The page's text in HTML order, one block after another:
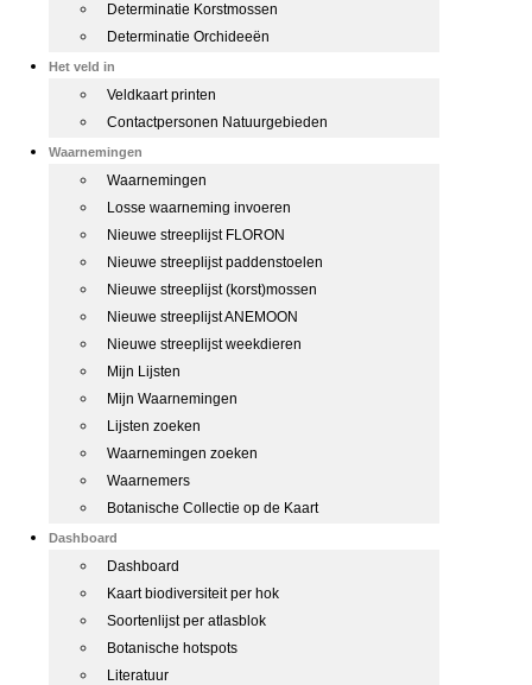
Determinatie Korstmossen
Determinatie Orchideeën
Het veld in
Veldkaart printen
Contactpersonen Natuurgebieden
Waarnemingen
Waarnemingen
Losse waarneming invoeren
Nieuwe streeplijst FLORON
Nieuwe streeplijst paddenstoelen
Nieuwe streeplijst (korst)mossen
Nieuwe streeplijst ANEMOON
Nieuwe streeplijst weekdieren
Mijn Lijsten
Mijn Waarnemingen
Lijsten zoeken
Waarnemingen zoeken
Waarnemers
Botanische Collectie op de Kaart
Dashboard
Dashboard
Kaart biodiversiteit per hok
Soortenlijst per atlasblok
Botanische hotspots
Literatuur